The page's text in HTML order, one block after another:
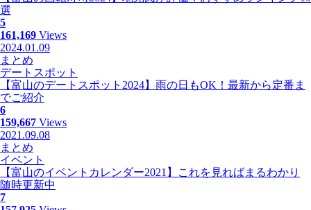
選
5
161,169 Views
2024.01.09
まとめ
デートスポット
【富山のデートスポット2024】雨の日もOK！最新から定番ま
でご紹介
6
159,667 Views
2021.09.08
まとめ
イベント
【富山のイベントカレンダー2021】これを見ればまるわかり
随時更新中
7